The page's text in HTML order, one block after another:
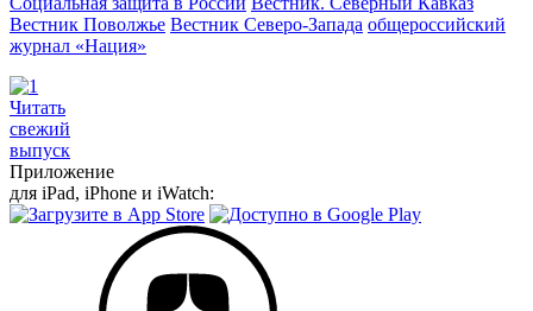
Вестник Поволжье Вестник Северо-Запада общероссийский
журнал «Нация»
Читать
свежий
выпуск
Приложение
для iPad, iPhone и iWatch: